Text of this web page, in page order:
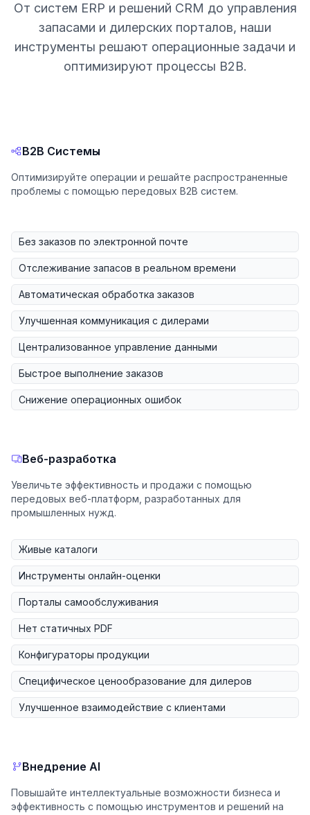
От систем ERP и решений CRM до управления
запасами и дилерских порталов, наши
инструменты решают операционные задачи и
оптимизируют процессы B2B.
B2B Системы
Оптимизируйте операции и решайте распространенные
проблемы с помощью передовых B2B систем.
Без заказов по электронной почте
Отслеживание запасов в реальном времени
Автоматическая обработка заказов
Улучшенная коммуникация с дилерами
Централизованное управление данными
Быстрое выполнение заказов
Снижение операционных ошибок
Веб-разработка
Увеличьте эффективность и продажи с помощью
передовых веб-платформ, разработанных для
промышленных нужд.
Живые каталоги
Инструменты онлайн-оценки
Порталы самообслуживания
Нет статичных PDF
Конфигураторы продукции
Специфическое ценообразование для дилеров
Улучшенное взаимодействие с клиентами
Внедрение AI
Повышайте интеллектуальные возможности бизнеса и
эффективность с помощью инструментов и решений на